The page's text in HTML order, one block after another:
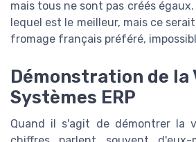
mais tous ne sont pas créés
lequel est le meilleur, mais ce
fromage français préféré,
Démonstration de la
Systèmes ERP
Quand il s'agit de démontrer la